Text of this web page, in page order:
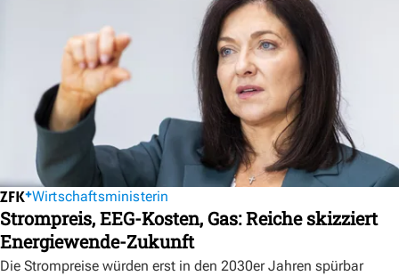
Wirtschaftsministerin
Strompreis, EEG-Kosten, Gas: Reiche skizziert
Energiewende-Zukunft
Die Strompreise würden erst in den 2030er Jahren spürbar